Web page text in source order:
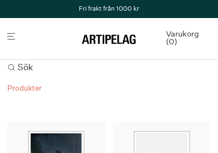
Fri frakt från 1000 kr
Varukorg
0
Sök
Produkter